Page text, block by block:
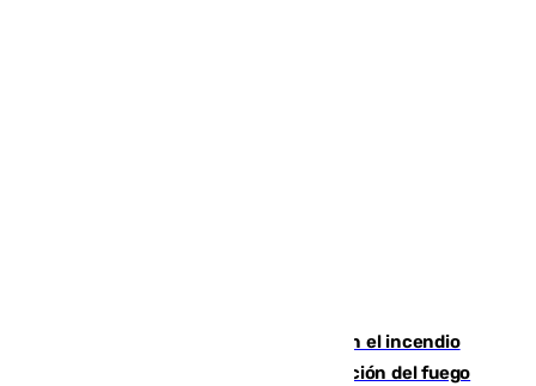
Activado el nivel 2 de emergencia en el incendio
forestal de Niebla por la compleja evolución del fuego